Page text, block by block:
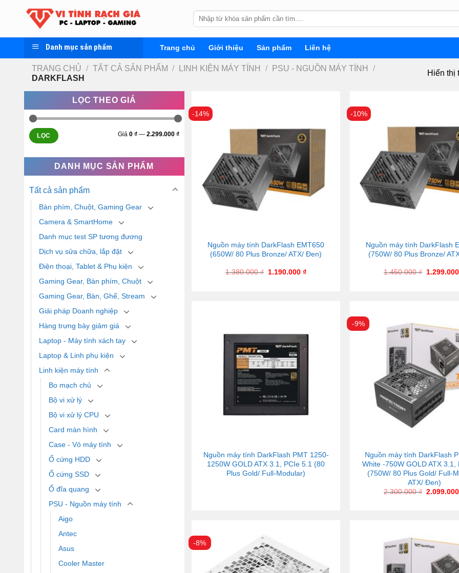
Tìm
kiếm:
Danh mục sản phẩm Trang chủ Giới thiệu Sản phẩm Liên hệ
TRANG CHỦ / TẤT CẢ SẢN PHẨM / LINH KIỆN MÁY TÍNH / PSU - NGUỒN MÁY TÍNH
/
DARKFLASH
Hiển thị
LỌC THEO GIÁ
LỌC Giá 0 ₫— 2.299.000 ₫
DANH MỤC SẢN PHẨM
Tất cả sản phẩm
Bàn phím, Chuột, Gaming Gear
Camera & SmartHome
Danh mục test SP tương đương
Dịch vụ sửa chữa, lắp đặt
Điện thoại, Tablet & Phụ kiện
Gaming Gear, Bàn phím, Chuột
Gaming Gear, Bàn, Ghế, Stream
Giải pháp Doanh nghiệp
Hàng trưng bày giảm giá
Laptop - Máy tính xách tay
Laptop & Linh phụ kiện
Linh kiện máy tính
Bo mạch chủ
Bộ vi xử lý
Bộ vi xử lý CPU
Card màn hình
Case - Vỏ máy tính
Ổ cứng HDD
Ổ cứng SSD
Ổ đĩa quang
PSU - Nguồn máy tính
Aigo
Antec
Asus
Cooler Master
-14%
Nguồn máy tính DarkFlash EMT650
(650W/ 80 Plus Bronze/ ATX/ Đen)
1.380.000₫ 1.190.000₫
-10%
Nguồn máy tính DarkFlash
(750W/ 80 Plus Bronze/
1.450.000₫
Nguồn máy tính DarkFlash PMT 1250-
1250W GOLD ATX 3.1, PCIe 5.1 (80
Plus Gold/ Full-Modular)
-9%
Nguồn máy tính DarkFlash
White -750W GOLD ATX 3.1,
(750W/ 80 Plus Gold/ Full-
ATX/ Đen)
2.300.000₫
-8%